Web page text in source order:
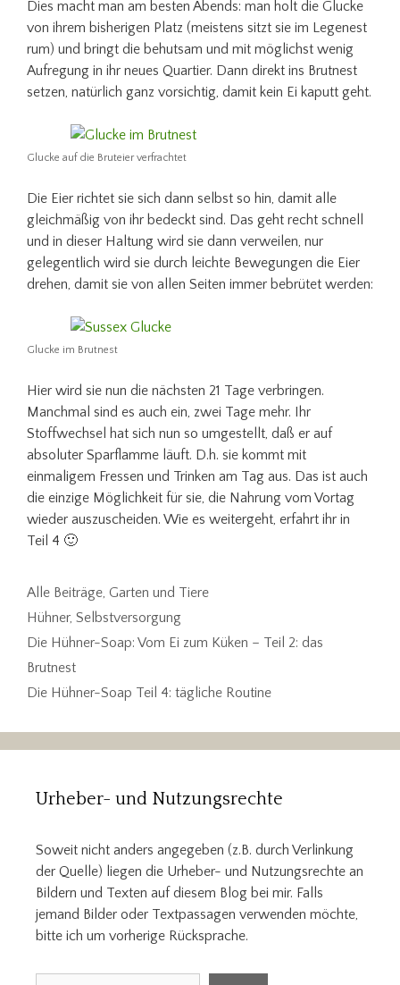
Dies macht man am besten Abends: man holt die Glucke
von ihrem bisherigen Platz (meistens sitzt sie im Legenest
rum) und bringt die behutsam und mit möglichst wenig
Aufregung in ihr neues Quartier. Dann direkt ins Brutnest
setzen, natürlich ganz vorsichtig, damit kein Ei kaputt geht.
Glucke auf die Bruteier verfrachtet
Die Eier richtet sie sich dann selbst so hin, damit alle
gleichmäßig von ihr bedeckt sind. Das geht recht schnell
und in dieser Haltung wird sie dann verweilen, nur
gelegentlich wird sie durch leichte Bewegungen die Eier
drehen, damit sie von allen Seiten immer bebrütet werden:
Glucke im Brutnest
Hier wird sie nun die nächsten 21 Tage verbringen.
Manchmal sind es auch ein, zwei Tage mehr. Ihr
Stoffwechsel hat sich nun so umgestellt, daß er auf
absoluter Sparflamme läuft. D.h. sie kommt mit
einmaligem Fressen und Trinken am Tag aus. Das ist auch
die einzige Möglichkeit für sie, die Nahrung vom Vortag
wieder auszuscheiden. Wie es weitergeht, erfahrt ihr in
Teil 4 🙂
Kategorien
Alle Beiträge, Garten und Tiere
Schlagwörter
Hühner, Selbstversorgung
Die Hühner-Soap: Vom Ei zum Küken – Teil 2: das
Brutnest
Die Hühner-Soap Teil 4: tägliche Routine
Urheber- und Nutzungsrechte
Soweit nicht anders angegeben (z.B. durch Verlinkung
der Quelle) liegen die Urheber- und Nutzungsrechte an
Bildern und Texten auf diesem Blog bei mir. Falls
jemand Bilder oder Textpassagen verwenden möchte,
bitte ich um vorherige Rücksprache.